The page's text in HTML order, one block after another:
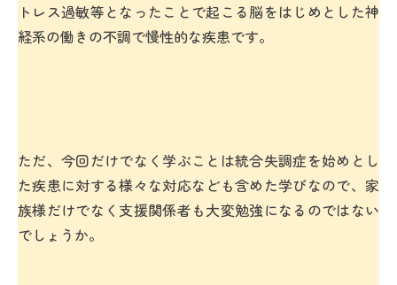
トレス過敏等となったことで起こる脳をはじめとした神
経系の働きの不調で慢性的な疾患です。
ただ、今回だけでなく学ぶことは統合失調症を始めとし
た疾患に対する様々な対応なども含めた学びなので、家
族様だけでなく支援関係者も大変勉強になるのではない
でしょうか。